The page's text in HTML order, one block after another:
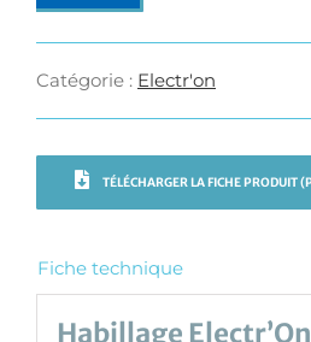
Catégorie : Electr'on
TÉLÉCHARGER LA FICHE PRODUIT
Fiche technique
Habillage